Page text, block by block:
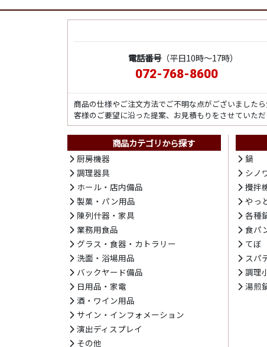
電話番号（平日10時～17時）
072-768-8600
商品の仕様やご注文方法でご不明な点がございました
客様のご要望に沿った提案、お見積もりをさせていただ
商品カテゴリから探す
厨房機器
調理器具
ホール・店内備品
製菓・パン用品
陳列什器・家具
業務用食品
グラス・食器・カトラリー
洗面・浴場用品
バックヤード備品
日用品・家電
酒・ワイン用品
サイン・インフォメーション
演出ディスプレイ
その他
鍋
シノ
攪拌
やっ
各種
食パ
てぼ
スパ
調理
湯煎